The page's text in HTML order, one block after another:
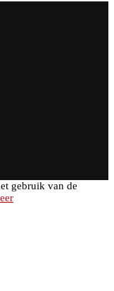
gebruik van de